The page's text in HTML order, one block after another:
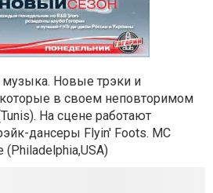
музыка. Новые трэки и
в своем неповторимом
На сцене работают
дансеры Flyin' Foots. MC